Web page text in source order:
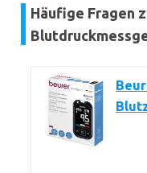
Häufige Fragen